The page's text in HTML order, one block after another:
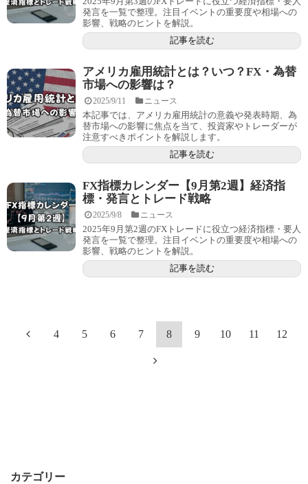
発言を一覧で整理。注目イベントの重要度や相場への
影響、戦略のヒントを解説。
記事を読む
アメリカ雇用統計とは？いつ？FX・為替
市場への影響は？
2025/9/11 ニュース
本記事では、アメリカ雇用統計の意義や発表時期、為
替市場への影響に焦点を当て、投資家やトレーダーが
注意すべきポイントを解説します。
記事を読む
FX指標カレンダー【9月第2週】経済指
標・発言とトレード戦略
2025/9/8 ニュース
2025年9月第2週のFXトレードに役立つ経済指標・要人
発言を一覧で整理。注目イベントの重要度や相場への
影響、戦略のヒントを解説。
記事を読む
4 5 6 7 8 9 10 11 12
カテゴリー